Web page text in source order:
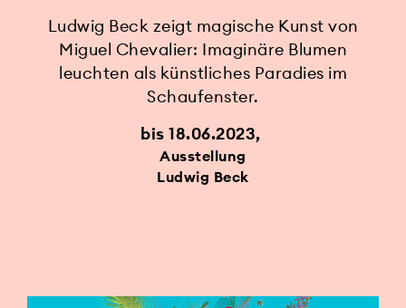
Ludwig Beck zeigt magische Kunst von
Miguel Chevalier: Imaginäre Blumen
leuchten als künstliches Paradies im
Schaufenster.
bis 18.06.2023
Ausstellung
Ludwig Beck